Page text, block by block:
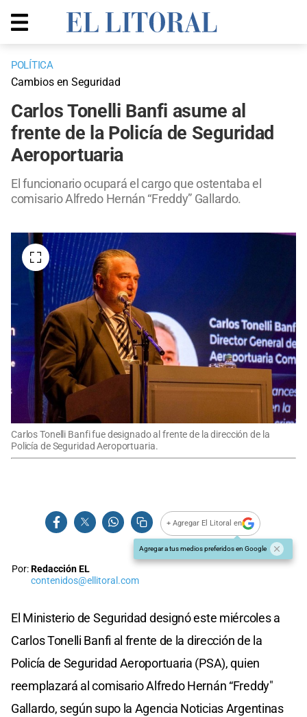
POLÍTICA
Cambios en Seguridad
Carlos Tonelli Banfi asume al
frente de la Policía de Seguridad
Aeroportuaria
El funcionario ocupará el cargo que ostentaba el
comisario Alfredo Hernán “Freddy” Gallardo.
Carlos Tonelli Banfi fue designado al frente de la dirección de la
Policía de Seguridad Aeroportuaria.
+ Agregar El Litoral en
Agregar a tus medios preferidos en Google
Por:Redacción EL
contenidos@ellitoral.com
El Ministerio de Seguridad designó este miércoles a
Carlos Tonelli Banfi al frente de la dirección de la
Policía de Seguridad Aeroportuaria (PSA), quien
reemplazará al comisario Alfredo Hernán “Freddy"
Gallardo, según supo la Agencia Noticias Argentinas